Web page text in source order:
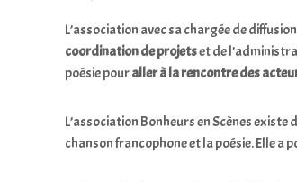
L’association avec sa chargée de
coordination de projetset de
poésie pouraller à la rencontre des
L’association Bonheurs en Scènes
chanson francophone et la poésie. Elle a